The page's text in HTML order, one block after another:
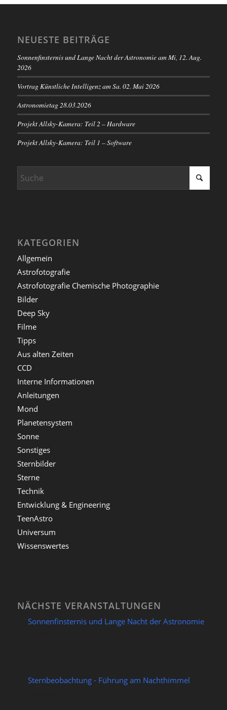
NEUESTE BEITRÄGE
Sonnenfinsternis und Lange Nacht der Astronomie am Mi, 12. Aug.
2026
Vortrag Künstliche Intelligenz am Sa. 02. Mai 2026
Astronomietag 28.03.2026
Projekt Allsky-Kamera: Teil 2 – Hardware
Projekt Allsky-Kamera: Teil 1 – Software
KATEGORIEN
Allgemein
Astrofotografie
Astrofotografie Chemische Photographie
Bilder
Deep Sky
Filme
Tipps
Aus alten Zeiten
CCD
Interne Informationen
Anleitungen
Mond
Planetensystem
Sonne
Sonstiges
Sternbilder
Sterne
Technik
Entwicklung & Engineering
TeenAstro
Universum
Wissenswertes
NÄCHSTE VERANSTALTUNGEN
Sonnenfinsternis und Lange Nacht der Astronomie
Sternbeobachtung - Führung am Nachthimmel